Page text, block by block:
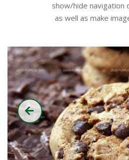
show/hide navigation
as well as make